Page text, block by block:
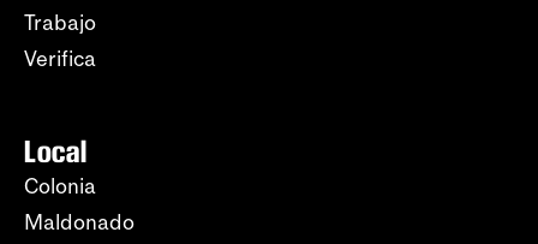
Trabajo
Verifica
Local
Colonia
Maldonado